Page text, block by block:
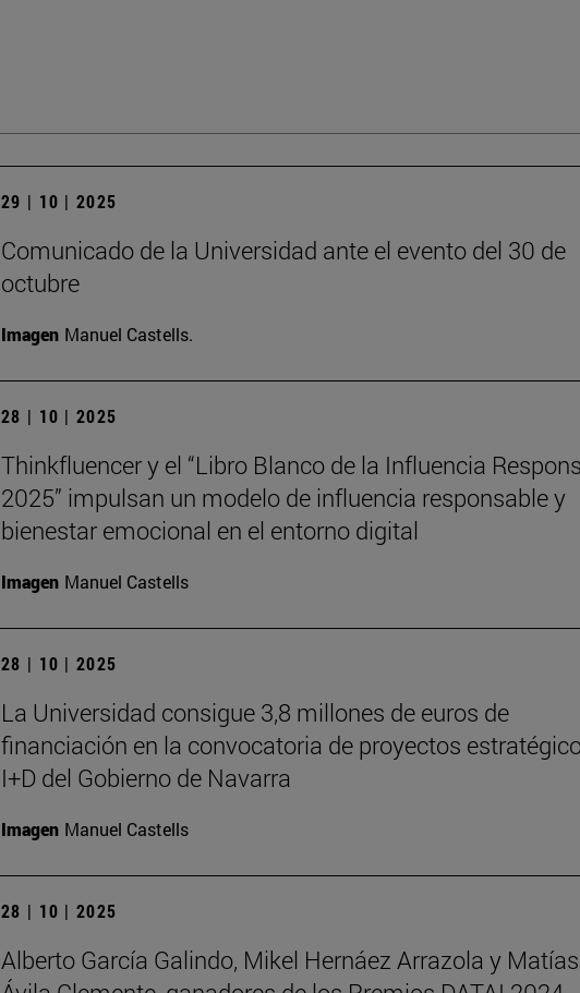
29 | 10 | 2025
Comunicado de la Universidad ante el evento del 30 de
octubre
Imagen Manuel Castells.
28 | 10 | 2025
Thinkfluencer y el “Libro Blanco de la Influencia
2025” impulsan un modelo de influencia responsable y
bienestar emocional en el entorno digital
Imagen Manuel Castells
28 | 10 | 2025
La Universidad consigue 3,8 millones de euros de
financiación en la convocatoria de proyectos
I+D del Gobierno de Navarra
Imagen Manuel Castells
28 | 10 | 2025
Alberto García Galindo, Mikel Hernáez Arrazola y Matías